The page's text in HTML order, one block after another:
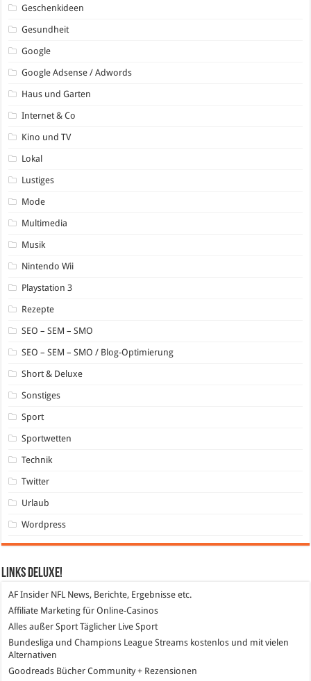
Geschenkideen
Gesundheit
Google
Google Adsense / Adwords
Haus und Garten
Internet & Co
Kino und TV
Lokal
Lustiges
Mode
Multimedia
Musik
Nintendo Wii
Playstation 3
Rezepte
SEO – SEM – SMO
SEO – SEM – SMO / Blog-Optimierung
Short & Deluxe
Sonstiges
Sport
Sportwetten
Technik
Twitter
Urlaub
Wordpress
Links DeLuXe!
AF Insider NFL News, Berichte, Ergebnisse etc.
Affiliate Marketing für Online-Casinos
Alles außer SportTäglicher Live Sport
Bundesliga und Champions League Streams kostenlos und mit vielen
Alternativen
Goodreads Bücher Community + Rezensionen